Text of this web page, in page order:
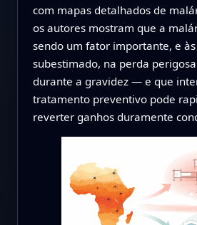
com mapas detalhados de
os autores mostram que a
sendo um fator importante, e às
subestimado, na perda
durante a gravidez — e que
tratamento preventivo pode
reverter ganhos duramente